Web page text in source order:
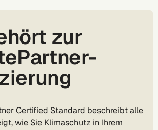
zur
Certified Standard beschreibt alle
wie Sie Klimaschutz in Ihrem